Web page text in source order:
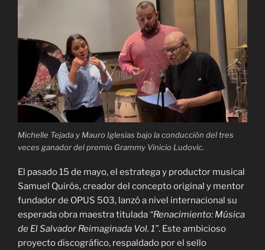
Michelle Tejada y Mauro Iglesias bajo la conducción del tres
veces ganador del premio Grammy Vinicio Ludovic.
El pasado 15 de mayo, el estratega y productor musical
Samuel Quirós, creador del concepto original y mentor
fundador de OPUS 503, lanzó a nivel internacional su
esperada obra maestra titulada “Renacimiento: Música
de El Salvador Reimaginada Vol. 1”. Este ambicioso
proyecto discográfico, respaldado por el sello